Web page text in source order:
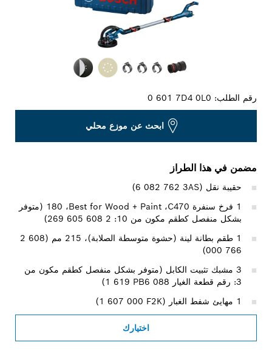
رقم الطلب:0 601 7D4 0L0
ابحث عن موزع محلي
مضمن في هذا الطراز
حقيبة نقل (‎6 082 762 3AS)
1 فرخ سنفرة C470‏، Best for Wood + Paint‏، 180 (متوفر
بشكل منفصل كطقم مكون من 10: 2 608 605 269)
1 طقم بطانة لينة (حشوة متوسطة الصلابة)، 215 مم (‎2 608
000 766)
3 مشبك تثبيت الكابل (متوفر بشكل منفصل كطقم مكون من
اختيارك